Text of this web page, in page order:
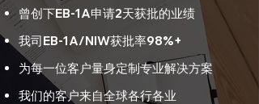
曾创下EB-1A申请2天获批的业绩
我司EB-1A/NIW获批率98%+
为每一位客户量身定制专业解决方案
我们的客户来自全球各行各业